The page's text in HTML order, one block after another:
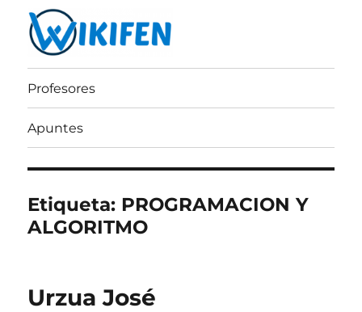
Wikifen
Profesores
Apuntes
Etiqueta: PROGRAMACION Y
ALGORITMO
Urzua José